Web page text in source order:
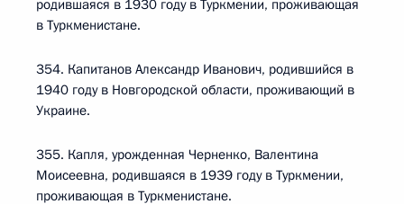
родившаяся в 1930 году в Туркмении, проживающая
в Туркменистане.
354. Капитанов Александр Иванович, родившийся в
1940 году в Новгородской области, проживающий в
Украине.
355. Капля, урожденная Черненко, Валентина
Моисеевна, родившаяся в 1939 году в Туркмении,
проживающая в Туркменистане.